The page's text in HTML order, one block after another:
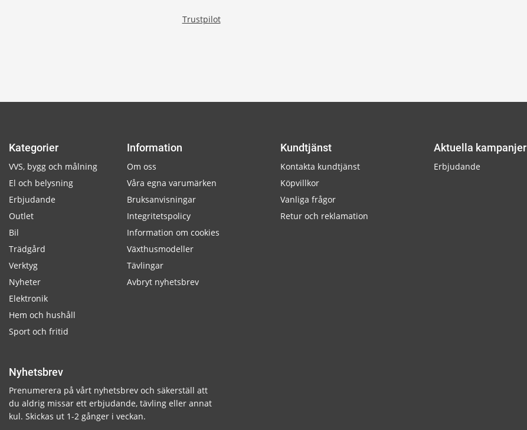
Trustpilot
Kategorier
VVS, bygg och målning
El och belysning
Erbjudande
Outlet
Bil
Trädgård
Verktyg
Nyheter
Elektronik
Hem och hushåll
Sport och fritid
Information
Om oss
Våra egna varumärken
Bruksanvisningar
Integritetspolicy
Information om cookies
Växthusmodeller
Tävlingar
Avbryt nyhetsbrev
Kundtjänst
Kontakta kundtjänst
Köpvillkor
Vanliga frågor
Retur och reklamation
Aktuella kampanjer
Erbjudande
Nyhetsbrev
Prenumerera på vårt nyhetsbrev och säkerställ att
du aldrig missar ett erbjudande, tävling eller annat
kul. Skickas ut 1-2 gånger i veckan.